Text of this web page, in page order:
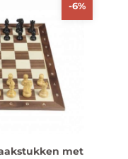
-6%
met